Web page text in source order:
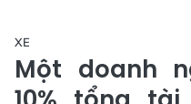
XE
Một doanh